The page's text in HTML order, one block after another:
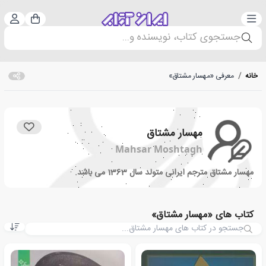
دسته‌بندی سبد
جستجوی کتاب، نویسنده و...
خانه / معرفی «مهسار مشتاق»
مهسار مشتاق
Mahsar Moshtagh
مهسار مشتاق مترجم ایرانی متولد سال 1363 می باشد.
کتاب های «مهسار مشتاق»